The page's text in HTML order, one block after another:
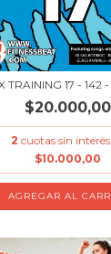
TRAINING 17 - 142 -
$20.000,00
2 cuotas sin
$10.000,00